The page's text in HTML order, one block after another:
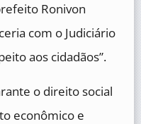
Ronivon
com o Judiciário
aos cidadãos”.
o direito social
econômico e